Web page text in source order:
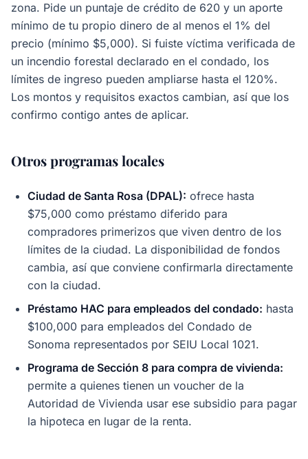
zona. Pide un puntaje de crédito de 620 y un aporte
mínimo de tu propio dinero de al menos el 1% del
precio (mínimo $5,000). Si fuiste víctima verificada de
un incendio forestal declarado en el condado, los
límites de ingreso pueden ampliarse hasta el 120%.
Los montos y requisitos exactos cambian, así que los
confirmo contigo antes de aplicar.
Otros programas locales
Ciudad de Santa Rosa (DPAL): ofrece hasta
$75,000 como préstamo diferido para
compradores primerizos que viven dentro de los
límites de la ciudad. La disponibilidad de fondos
cambia, así que conviene confirmarla directamente
con la ciudad.
Préstamo HAC para empleados del condado: hasta
$100,000 para empleados del Condado de
Sonoma representados por SEIU Local 1021.
Programa de Sección 8 para compra de vivienda:
permite a quienes tienen un voucher de la
Autoridad de Vivienda usar ese subsidio para pagar
la hipoteca en lugar de la renta.